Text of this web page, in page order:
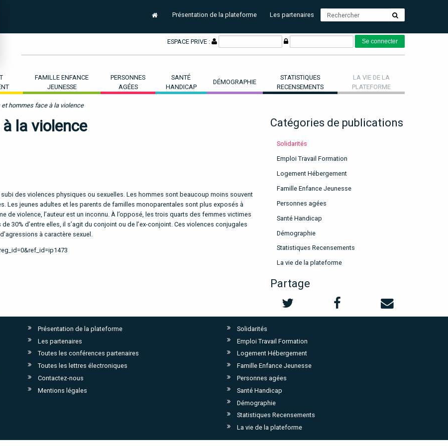
Présentation de la plateforme Les partenaires
ESPACE PRIVE :
FAMILLE ENFANCE
JEUNESSE
PERSONNES
AGÉES
SANTÉ
HANDICAP
DÉMOGRAPHIE
STATISTIQUES
RECENSEMENTS
LA VIE DE LA
PLATEFORME
et hommes face à la violence
la violence
des violences physiques ou sexuelles. Les hommes sont beaucoup moins souvent
Les jeunes adultes et les parents de familles monoparentales sont plus exposés à
de violence, l’auteur est un inconnu. À l’opposé, les trois quarts des femmes victimes
30% d’entre elles, il s’agit du conjoint ou de l’ex-conjoint. Ces violences conjugales
à caractère sexuel.
Catégories de publications
Solidarités
Emploi Travail Formation
Logement Hébergement
Famille Enfance Jeunesse
Personnes agées
Santé Handicap
Démographie
Statistiques Recensements
La vie de la plateforme
Partage
Présentation de la plateforme
Les partenaires
Toutes les conférences partenaires
Toutes les lettres électroniques
Contactez-nous
Mentions légales
Solidarités
Emploi Travail Formation
Logement Hébergement
Famille Enfance Jeunesse
Personnes agées
Santé Handicap
Démographie
Statistiques Recensements
La vie de la plateforme